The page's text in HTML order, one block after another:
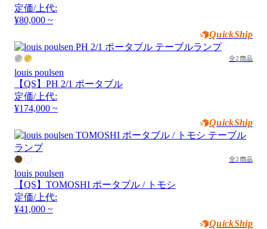
定価/上代:
¥80,000 ~
QuickShip
全2商品
louis poulsen
【QS】PH 2/1 ポータブル
定価/上代:
¥174,000 ~
QuickShip
全2商品
louis poulsen
【QS】TOMOSHI ポータブル / トモシ
定価/上代:
¥41,000 ~
QuickShip